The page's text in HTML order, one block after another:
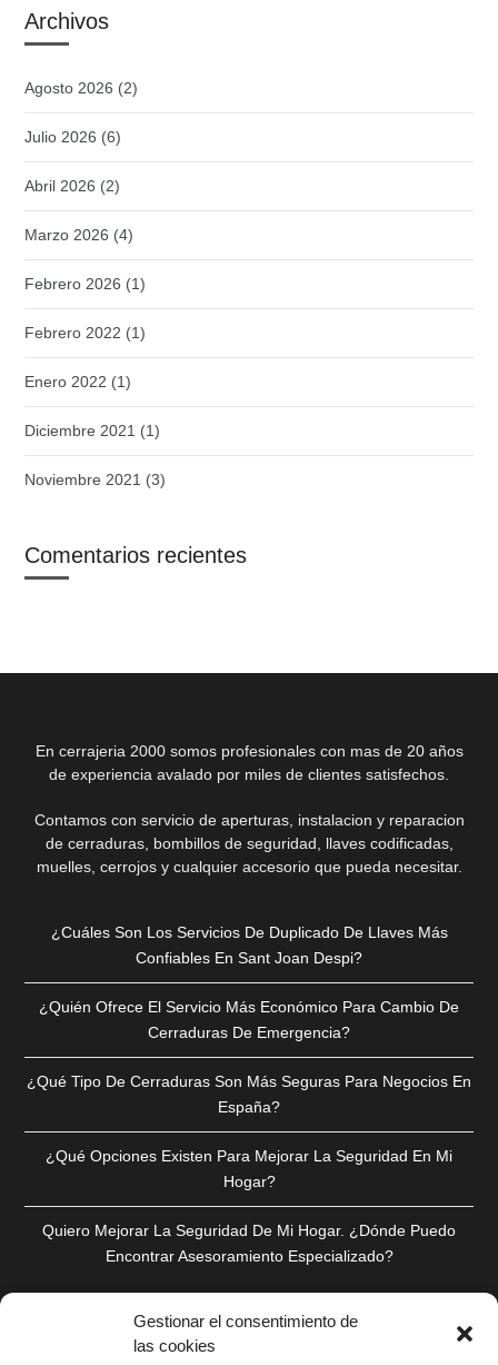
Gestionar el consentimiento de
las cookies
Archivos
Agosto 2026 (2)
Julio 2026 (6)
Abril 2026 (2)
Marzo 2026 (4)
Febrero 2026 (1)
Febrero 2022 (1)
Enero 2022 (1)
Diciembre 2021 (1)
Noviembre 2021 (3)
Comentarios recientes
En cerrajeria 2000 somos profesionales con mas de 20 años
de experiencia avalado por miles de clientes satisfechos.
Contamos con servicio de aperturas, instalacion y reparacion
de cerraduras, bombillos de seguridad, llaves codificadas,
muelles, cerrojos y cualquier accesorio que pueda necesitar.
¿Cuáles Son Los Servicios De Duplicado De Llaves Más
Confiables En Sant Joan Despi?
¿Quién Ofrece El Servicio Más Económico Para Cambio De
Cerraduras De Emergencia?
¿Qué Tipo De Cerraduras Son Más Seguras Para Negocios En
España?
¿Qué Opciones Existen Para Mejorar La Seguridad En Mi
Hogar?
Quiero Mejorar La Seguridad De Mi Hogar. ¿Dónde Puedo
Encontrar Asesoramiento Especializado?